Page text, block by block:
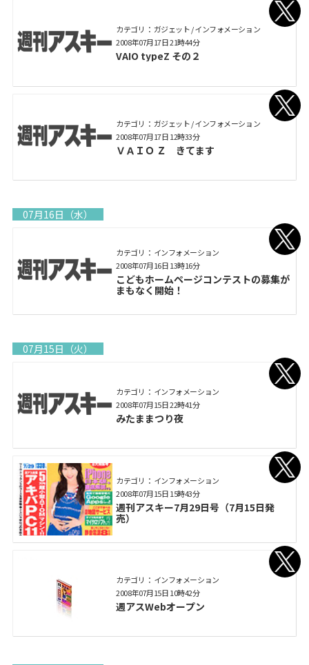
カテゴリ： ガジェット / インフォメーション
VAIO typeZ その２
2008年07月17日 21時44分
カテゴリ： ガジェット / インフォメーション
ＶＡＩＯ Ｚ きてます
2008年07月17日 12時33分
07月16日（水）
カテゴリ： インフォメーション
こどもホームページコンテストの募集が
まもなく開始！
2008年07月16日 13時16分
07月15日（火）
カテゴリ： インフォメーション
みたままつり夜
2008年07月15日 22時41分
カテゴリ： インフォメーション
週刊アスキー7月29日号（7月15日発
売）
2008年07月15日 15時43分
カテゴリ： インフォメーション
週アスWebオープン
2008年07月15日 10時42分